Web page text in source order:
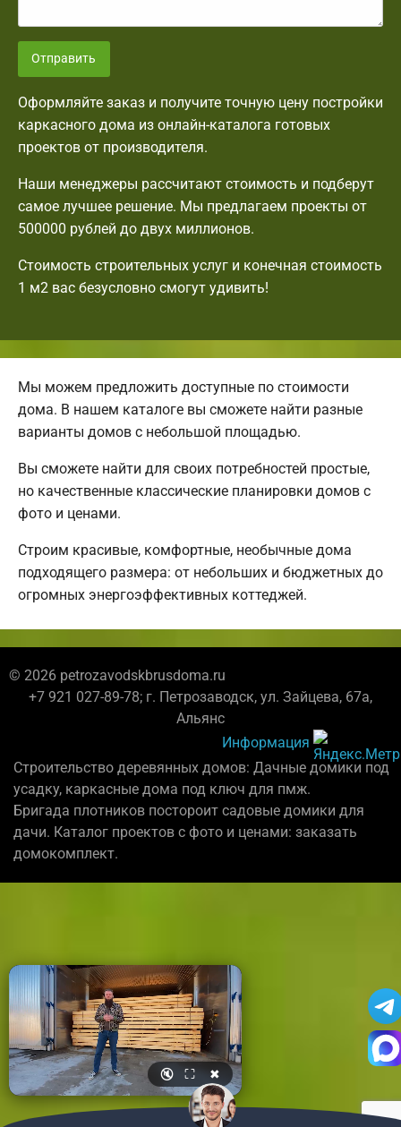
Отправить
Оформляйте заказ и получите точную цену постройки
каркасного дома из онлайн-каталога готовых
проектов от производителя.
Наши менеджеры рассчитают стоимость и подберут
самое лучшее решение. Мы предлагаем проекты от
500000 рублей до двух миллионов.
Стоимость строительных услуг и конечная стоимость
1 м2 вас безусловно смогут удивить!
Мы можем предложить доступные по стоимости
дома. В нашем каталоге вы сможете найти разные
варианты домов с небольшой площадью.
Вы сможете найти для своих потребностей простые,
но качественные классические планировки домов с
фото и ценами.
Строим красивые, комфортные, необычные дома
подходящего размера: от небольших и бюджетных до
огромных энергоэффективных коттеджей.
© 2026 petrozavodskbrusdoma.ru
+7 921 027-89-78; г. Петрозаводск, ул. Зайцева, 67а,
Альянс
Информация
Строительство деревянных домов: Дачные домики под
усадку, каркасные дома под ключ для пмж.
Бригада плотников постороит садовые домики для
дачи. Каталог проектов с фото и ценами: заказать
домокомплект.
🔇 ⛶ ✖